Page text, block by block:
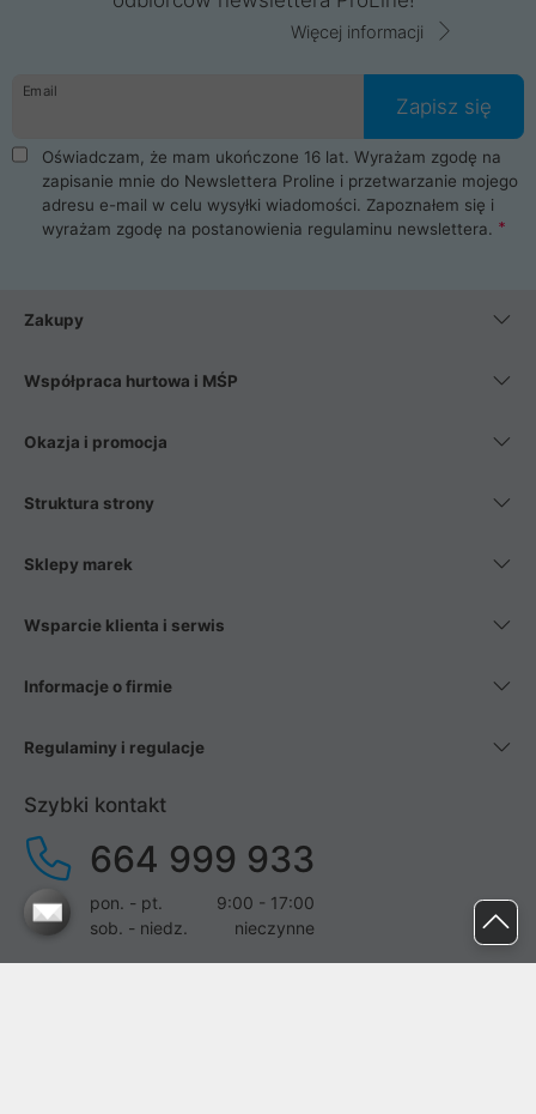
Więcej informacji
Email
Zapisz się
Oświadczam, że mam ukończone 16 lat. Wyrażam zgodę na
zapisanie mnie do Newslettera Proline i przetwarzanie mojego
adresu e-mail w celu wysyłki wiadomości. Zapoznałem się i
wyrażam zgodę na postanowienia regulaminu newslettera.
Zakupy
Współpraca hurtowa i MŚP
Okazja i promocja
Struktura strony
Sklepy marek
Wsparcie klienta i serwis
Informacje o firmie
Regulaminy i regulacje
Szybki kontakt
664 999 933
pon. - pt.
9:00 - 17:00
sob. - niedz.
nieczynne